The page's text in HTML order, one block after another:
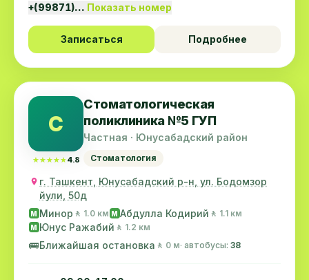
+(99871)… Показать номер
Записаться Подробнее
С
★★★★★
★★★★★ 4.8
Стоматологическая
поликлиника №5 ГУП
Частная · Юнусабадский район
Стоматология
г. Ташкент, Юнусабадский р-н, ул. Бодомзор
йули, 50д
M Минор 🚶 1.0 км M Абдулла Кодирий 🚶 1.1 км
M Юнус Ражабий 🚶 1.2 км
🚌Ближайшая остановка 🚶 0 м· автобусы: 38